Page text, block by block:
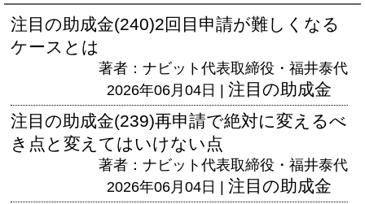
注目の助成金(240)2回目申請が難しくなる
ケースとは
著者：ナビット代表取締役・福井泰代
2026年06月04日 | 注目の助成金
注目の助成金(239)再申請で絶対に変えるべ
き点と変えてはいけない点
著者：ナビット代表取締役・福井泰代
2026年06月04日 | 注目の助成金